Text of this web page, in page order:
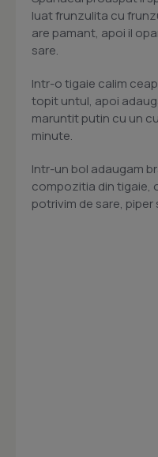
luat frunzulita cu
are pamant, apoi il
sare.
Intr-o tigaie calim
topit untul, apoi
maruntit putin cu un
minute.
Intr-un bol adaugam
compozitia din tigaie,
potrivim de sare, piper